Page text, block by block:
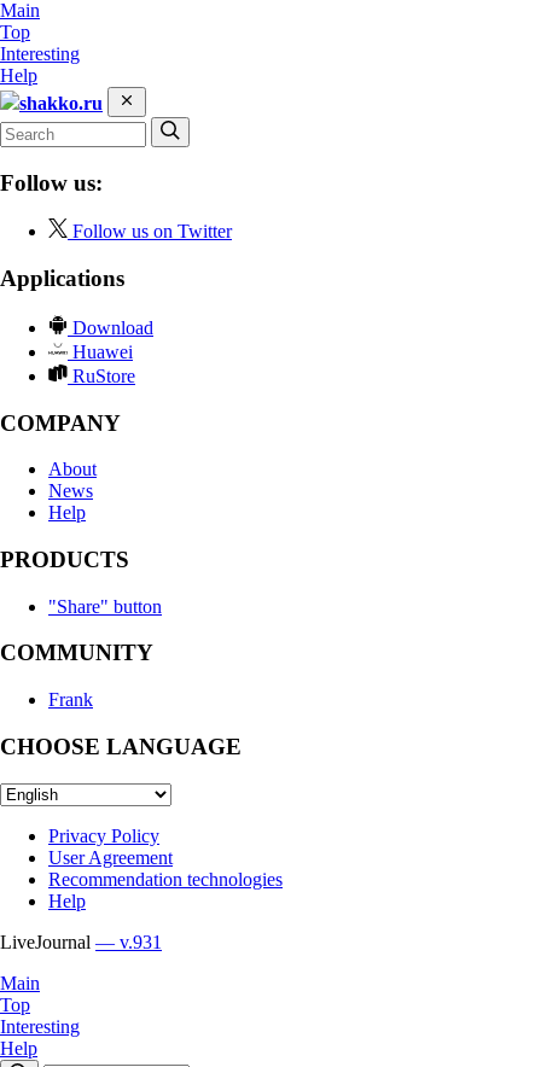
Main
Top
Interesting
Help
shakko.ru
Follow us:
Follow us on Twitter
Applications
Download
Huawei
RuStore
COMPANY
About
News
Help
PRODUCTS
"Share" button
COMMUNITY
Frank
CHOOSE LANGUAGE
Privacy Policy
User Agreement
Recommendation technologies
Help
LiveJournal — v.931
Main
Top
Interesting
Help